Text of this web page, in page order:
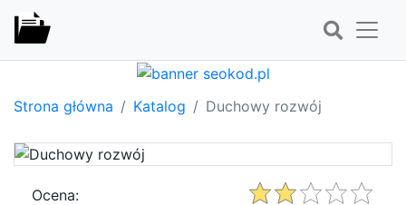
Strona główna Katalog Duchowy rozwój
Ocena: